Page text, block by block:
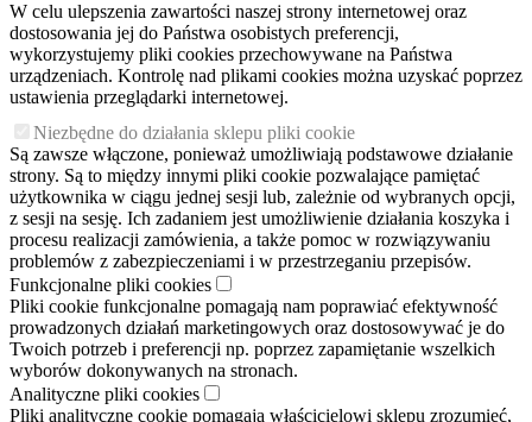
W celu ulepszenia zawartości naszej strony internetowej oraz
dostosowania jej do Państwa osobistych preferencji,
wykorzystujemy pliki cookies przechowywane na Państwa
urządzeniach. Kontrolę nad plikami cookies można uzyskać poprzez
ustawienia przeglądarki internetowej.
Niezbędne do działania sklepu pliki cookie
Są zawsze włączone, ponieważ umożliwiają podstawowe działanie
strony. Są to między innymi pliki cookie pozwalające pamiętać
użytkownika w ciągu jednej sesji lub, zależnie od wybranych opcji,
z sesji na sesję. Ich zadaniem jest umożliwienie działania koszyka i
procesu realizacji zamówienia, a także pomoc w rozwiązywaniu
problemów z zabezpieczeniami i w przestrzeganiu przepisów.
Funkcjonalne pliki cookies
Pliki cookie funkcjonalne pomagają nam poprawiać efektywność
prowadzonych działań marketingowych oraz dostosowywać je do
Twoich potrzeb i preferencji np. poprzez zapamiętanie wszelkich
wyborów dokonywanych na stronach.
Analityczne pliki cookies
Pliki analityczne cookie pomagają właścicielowi sklepu zrozumieć,